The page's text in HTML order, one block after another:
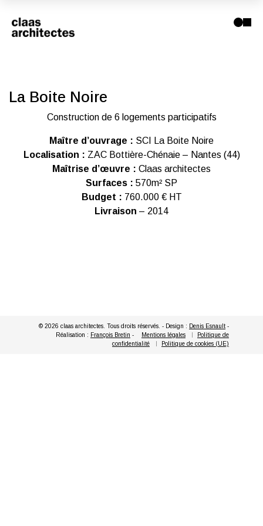
La Boite Noire
Construction de 6 logements participatifs
Maître d’ouvrage : SCI La Boite Noire
Localisation : ZAC Bottière-Chénaie – Nantes (44)
Maîtrise d’œuvre : Claas architectes
Surfaces : 570m² SP
Budget : 760.000 € HT
Livraison – 2014
© 2026 claas architectes. Tous droits réservés. - Design : Denis Esnault -
Réalisation : François Bretin - Mentions légales
Politique de
confidentialité
Politique de cookies (UE)